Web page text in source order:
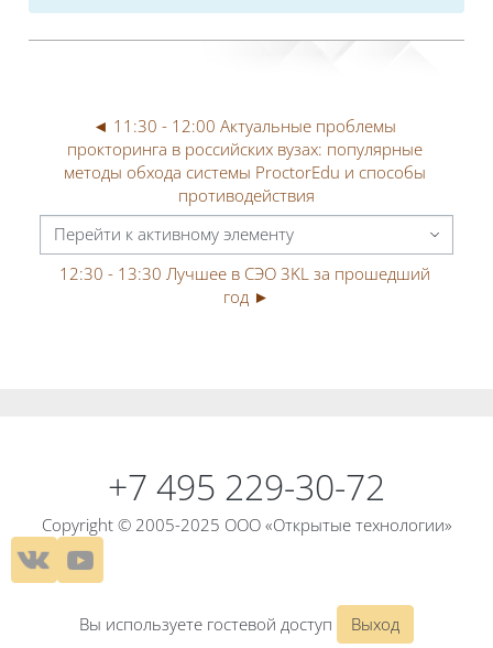
◄ 11:30 - 12:00 Актуальные проблемы
прокторинга в российских вузах: популярные
методы обхода системы ProctorEdu и способы
противодействия
Перейти к активному элементу
12:30 - 13:30 Лучшее в СЭО 3KL за прошедший
год ►
+7 495 229-30-72
Copyright © 2005-2025 ООО «Открытые технологии»
Вы используете гостевой доступ Выход